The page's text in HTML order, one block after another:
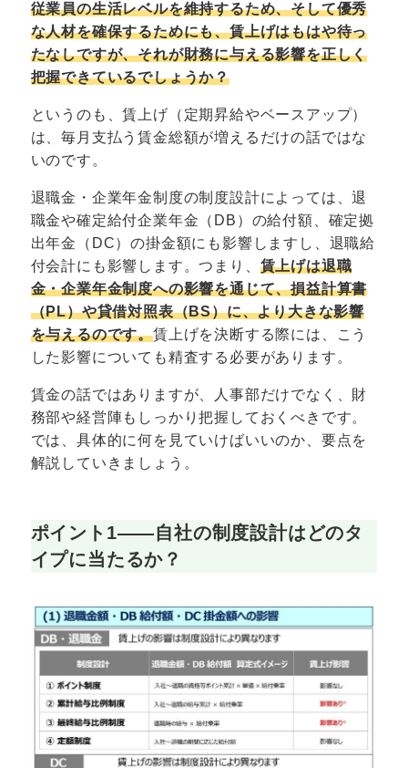
従業員の生活レベルを維持するため、そして優秀
な人材を確保するためにも、賃上げはもはや待っ
たなしですが、それが財務に与える影響を正しく
把握できているでしょうか？
というのも、賃上げ（定期昇給やベースアップ）
は、毎月支払う賃金総額が増えるだけの話ではな
いのです。
退職金・企業年金制度の制度設計によっては、退
職金や確定給付企業年金（DB）の給付額、確定拠
出年金（DC）の掛金額にも影響しますし、退職給
付会計にも影響します。つまり、 賃上げは退職
金・企業年金制度への影響を通じて、損益計算書
（PL）や貸借対照表（BS）に、より大きな影響
を与えるのです。賃上げを決断する際には、こう
した影響についても精査する必要があります。
賃金の話ではありますが、人事部だけでなく、財
務部や経営陣もしっかり把握しておくべきです。
では、具体的に何を見ていけばいいのか、要点を
解説していきましょう。
ポイント1――自社の制度設計はどのタ
イプに当たるか？